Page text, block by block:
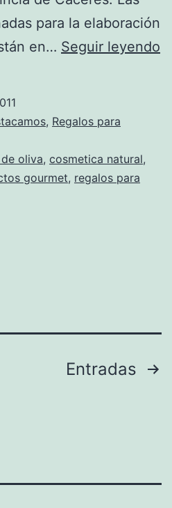
para la elaboración
en… Seguir leyendo
, Regalos para
oliva, cosmetica natural,
gourmet, regalos para
Entradas